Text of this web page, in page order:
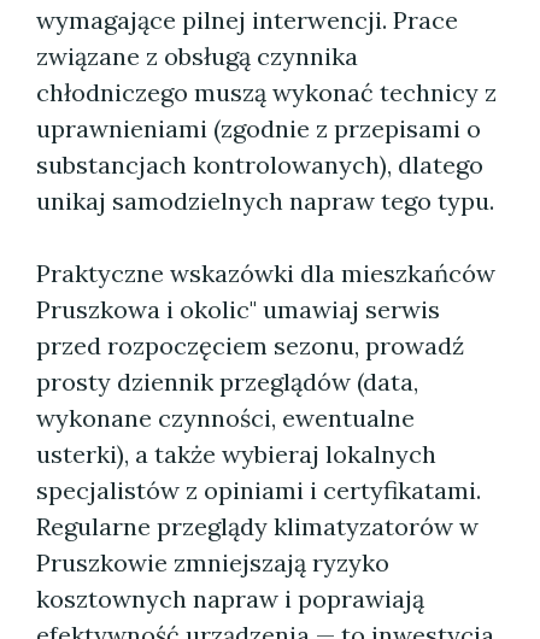
wymagające pilnej interwencji. Prace
związane z obsługą czynnika
chłodniczego muszą wykonać technicy z
uprawnieniami (zgodnie z przepisami o
substancjach kontrolowanych), dlatego
unikaj samodzielnych napraw tego typu.
Praktyczne wskazówki dla mieszkańców
Pruszkowa i okolic" umawiaj serwis
przed rozpoczęciem sezonu, prowadź
prosty dziennik przeglądów (data,
wykonane czynności, ewentualne
usterki), a także wybieraj lokalnych
specjalistów z opiniami i certyfikatami.
Regularne przeglądy klimatyzatorów w
Pruszkowie zmniejszają ryzyko
kosztownych napraw i poprawiają